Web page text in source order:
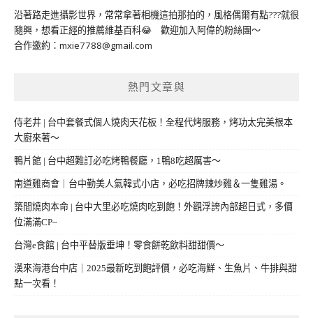
沿著路走進攝影世界，常常拿著相機這拍那拍的，風格偶爾有點???就很
隨興，想看正經的推薦維基百科😂 歡迎加入阿偉的粉絲團～
合作邀約： mxie7788@gmail.com
熱門文章與
侍老井 | 台中套餐式個人燒肉天花板！全程代烤服務，烤功太完美根本
大廚來著～
鴨片館 | 台中超難訂必吃烤鴨餐廳，1鴨8吃超厲害～
南道雞商會｜台中勤美人氣韓式小店，必吃招牌辣炒雞＆一隻雞湯。
築間燒肉本命 | 台中大里必吃燒肉吃到飽！外觀浮誇內部超日式，多價
位滿滿CP~
台灣e食館 | 台中平替版垂坤！零食餅乾飲料甜甜價～
漢來海港台中店｜2025最新吃到飽評價，必吃海鮮、生魚片、牛排與甜
點一次看！